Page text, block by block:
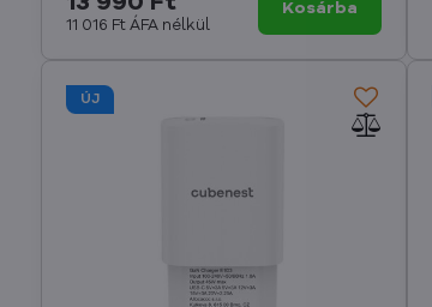
11 016 Ft ÁFA nélkül
Kosárba
ÚJ